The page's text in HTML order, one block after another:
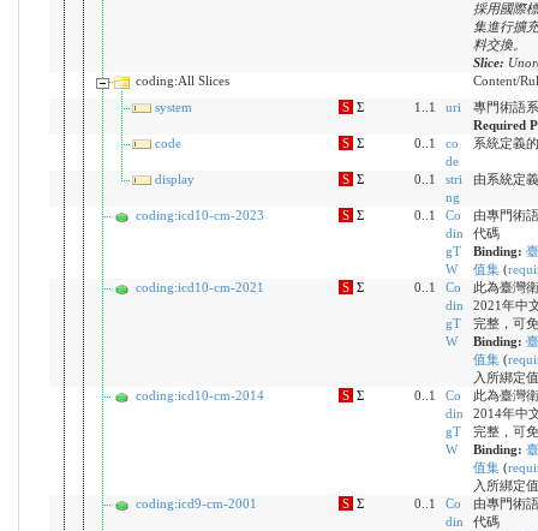
採用國際
集進行擴
料交換。
Slice:
coding:All Slices
Content/
system
S Σ 1..1 uri
專門術語
Required
code
S Σ 0..1
co
de
系統定義
display S Σ 0..1
stri
ng
由系統定
coding:icd10-cm-2023 S Σ 0..1
Co
din
gT
W
由專門術
代碼
Binding:
值集(
coding:icd10-cm-2021
S Σ 0..1
Co
din
gT
W
此為臺灣
2021年中
完整，可
Binding:
值集(
入所綁定
coding:icd10-cm-2014
S Σ 0..1
Co
din
gT
W
此為臺灣
2014年中
完整，可
Binding:
值集(
入所綁定
coding:icd9-cm-2001
S Σ 0..1
Co
din
由專門術
代碼